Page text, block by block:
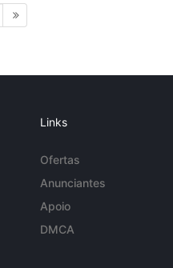
Links
Ofertas
Anunciantes
Apoio
DMCA